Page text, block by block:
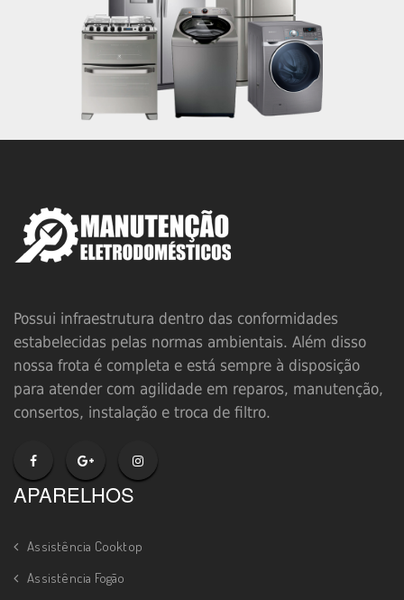
Possui infraestrutura dentro das conformidades
estabelecidas pelas normas ambientais. Além disso
nossa frota é completa e está sempre à disposição
para atender com agilidade em reparos, manutenção,
consertos, instalação e troca de filtro.
APARELHOS
Assistência Cooktop
Assistência Fogão